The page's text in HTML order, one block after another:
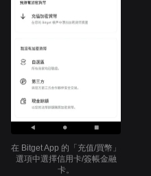
在 Bitget App 的「充值/買幣」
選項中選擇信用卡/簽帳金融
卡。